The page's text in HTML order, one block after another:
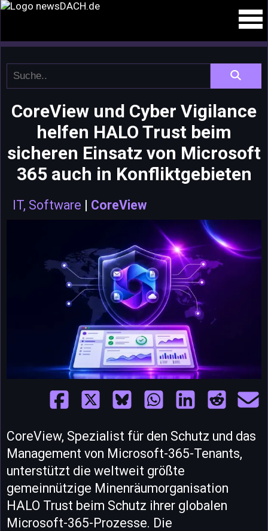
CoreView und Cyber Vigilance
helfen HALO Trust beim
sicheren Einsatz von Microsoft
365 auch in Konfliktgebieten
IT, Software | CoreView
CoreView, Spezialist für den Schutz und das
Management von Microsoft-365-Tenants,
unterstützt die weltweit größte
gemeinnützige Minenräumorganisation
HALO Trust beim Schutz ihrer globalen
Microsoft-365-Prozesse. Die